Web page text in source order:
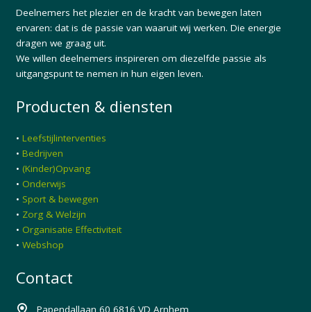
Deelnemers het plezier en de kracht van bewegen laten
ervaren: dat is de passie van waaruit wij werken. Die energie
dragen we graag uit.
We willen deelnemers inspireren om diezelfde passie als
uitgangspunt te nemen in hun eigen leven.
Producten & diensten
• Leefstijlinterventies
• Bedrijven
• (Kinder)Opvang
• Onderwijs
• Sport & bewegen
• Zorg & Welzijn
• Organisatie Effectiviteit
• Webshop
Contact
Papendallaan 60 6816 VD Arnhem